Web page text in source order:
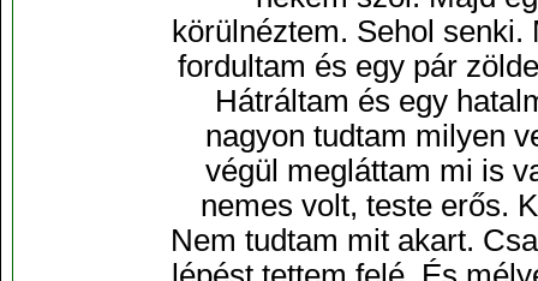
körülnéztem. Sehol
fordultam és egy pár
Hátráltam és egy
nagyon tudtam milyen
végül megláttam mi is
nemes volt, teste erős.
Nem tudtam mit akart.